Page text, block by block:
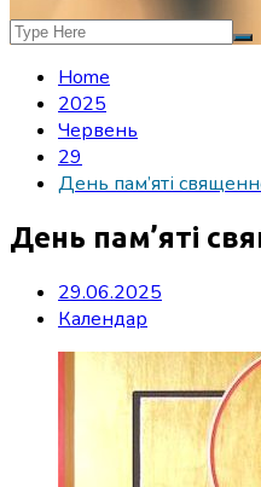
Home
2025
Червень
29
День пам’яті
День пам’яті
29.06.2025
Календар